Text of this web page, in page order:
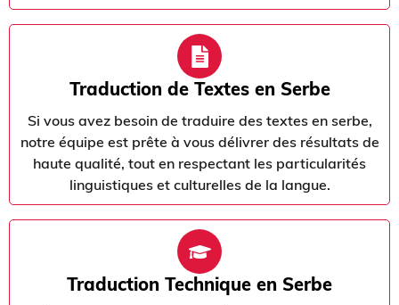
Traduction de Textes en Serbe
Si vous avez besoin de traduire des textes en serbe,
notre équipe est prête à vous délivrer des résultats de
haute qualité, tout en respectant les particularités
linguistiques et culturelles de la langue.
Traduction Technique en Serbe